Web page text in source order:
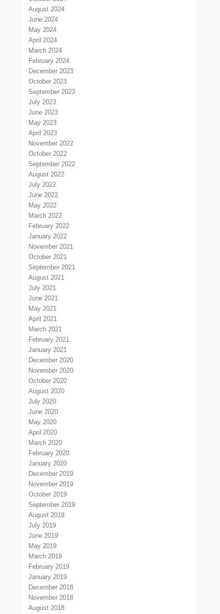
August 2024
June 2024
May 2024
April 2024
March 2024
February 2024
December 2023
October 2023
September 2023
July 2023
June 2023
May 2023
April 2023
November 2022
October 2022
September 2022
August 2022
July 2022
June 2022
May 2022
March 2022
February 2022
January 2022
November 2021
October 2021
September 2021
August 2021
July 2021
June 2021
May 2021
April 2021
March 2021
February 2021
January 2021
December 2020
November 2020
October 2020
August 2020
July 2020
June 2020
May 2020
April 2020
March 2020
February 2020
January 2020
December 2019
November 2019
October 2019
September 2019
August 2019
July 2019
June 2019
May 2019
March 2019
February 2019
January 2019
December 2018
November 2018
August 2018